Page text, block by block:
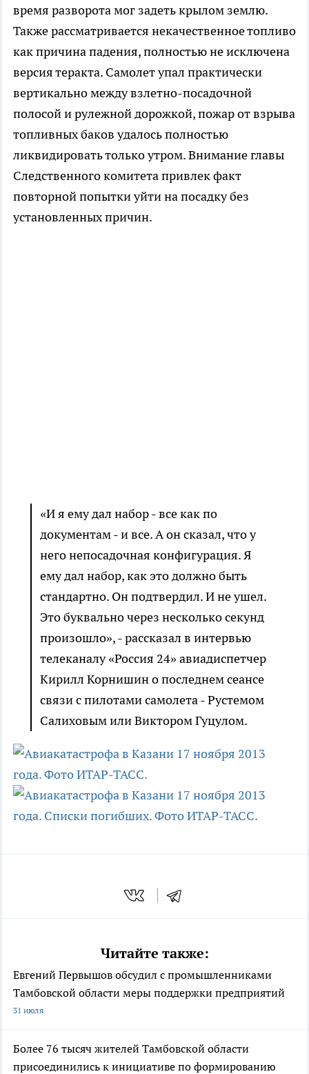
время разворота мог задеть крылом землю.
Также рассматривается некачественное топливо
как причина падения, полностью не исключена
версия теракта. Самолет упал практически
вертикально между взлетно-посадочной
полосой и рулежной дорожкой, пожар от взрыва
топливных баков удалось полностью
ликвидировать только утром. Внимание главы
Следственного комитета привлек факт
повторной попытки уйти на посадку без
установленных причин.
«И я ему дал набор - все как по
документам - и все. А он сказал, что у
него непосадочная конфигурация. Я
ему дал набор, как это должно быть
стандартно. Он подтвердил. И не ушел.
Это буквально через несколько секунд
произошло», - рассказал в интервью
телеканалу «Россия 24» авиадиспетчер
Кирилл Корнишин о последнем сеансе
связи с пилотами самолета - Рустемом
Салиховым или Виктором Гуцулом.
Читайте также:
Евгений Первышов обсудил с промышленниками
Тамбовской области меры поддержки предприятий
31 июля
Более 76 тысяч жителей Тамбовской области
присоединились к инициативе по формированию